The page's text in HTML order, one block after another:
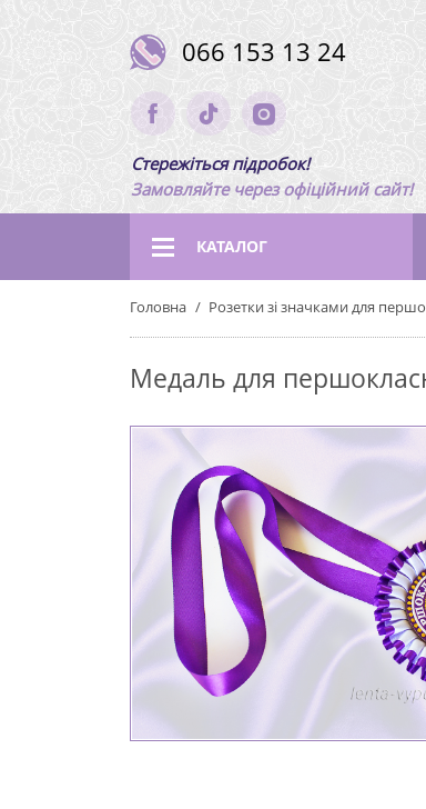
066 153 13 24
Стережіться підробок!
Замовляйте через офіційний сайт!
КАТАЛОГ
Головна Розетки зі значками для
Медаль для